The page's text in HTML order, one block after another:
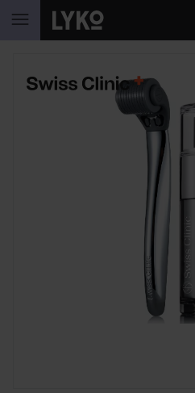
HOPPA TILL INNEHÅLLET
HOPPA ÖVER SEKTIONEN